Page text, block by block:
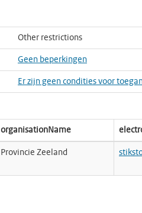
Other restrictions
Geen beperkingen
Er zijn geen condities voor
organisationName
Provincie Zeeland